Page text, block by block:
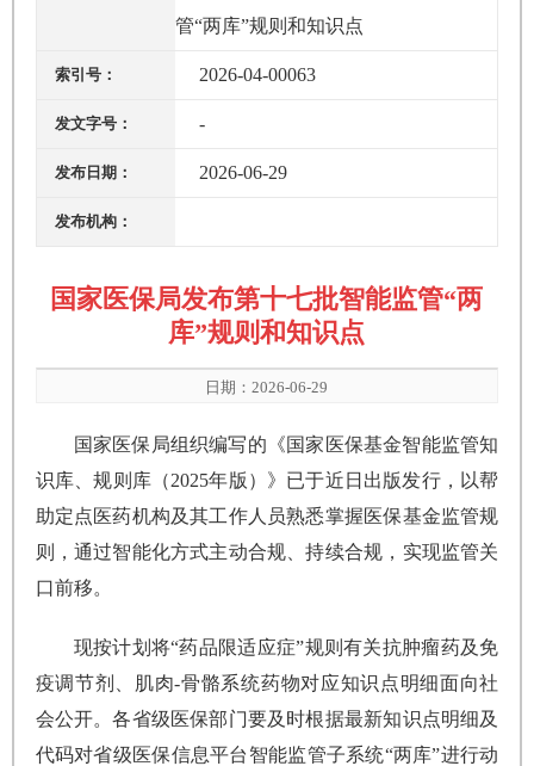
管“两库”规则和知识点
索引号： 2026-04-00063
发文字号： -
发布日期： 2026-06-29
发布机构：
国家医保局发布第十七批智能监管“两
库”规则和知识点
日期：2026-06-29
国家医保局组织编写的《国家医保基金智能监管知
识库、规则库（2025年版）》已于近日出版发行，以帮
助定点医药机构及其工作人员熟悉掌握医保基金监管规
则，通过智能化方式主动合规、持续合规，实现监管关
口前移。
现按计划将“药品限适应症”规则有关抗肿瘤药及免
疫调节剂、肌肉-骨骼系统药物对应知识点明细面向社
会公开。各省级医保部门要及时根据最新知识点明细及
代码对省级医保信息平台智能监管子系统“两库”进行动